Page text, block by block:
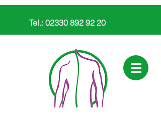
Tel.: 02330 892 92 20